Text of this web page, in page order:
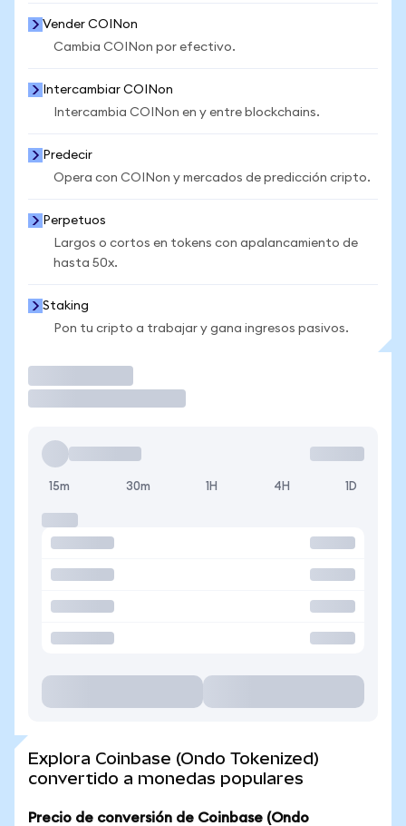
Vender COINon
Cambia COINon por efectivo.
Intercambiar COINon
Intercambia COINon en y entre blockchains.
Predecir
Opera con COINon y mercados de predicción cripto.
Perpetuos
Largos o cortos en tokens con apalancamiento de
hasta 50x.
Staking
Pon tu cripto a trabajar y gana ingresos pasivos.
15m 30m 1H 4H 1D
Explora Coinbase (Ondo Tokenized)
convertido a monedas populares
Precio de conversión de Coinbase (Ondo